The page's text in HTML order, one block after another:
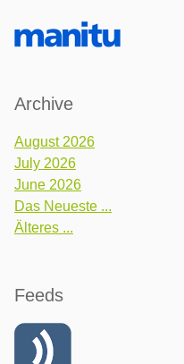
Archive
August 2026
July 2026
June 2026
Das Neueste ...
Älteres ...
Feeds